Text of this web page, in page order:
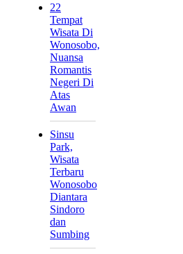
22
Tempat
Wisata Di
Wonosobo,
Nuansa
Romantis
Negeri Di
Atas
Awan
Sinsu
Park,
Wisata
Terbaru
Wonosobo
Diantara
Sindoro
dan
Sumbing